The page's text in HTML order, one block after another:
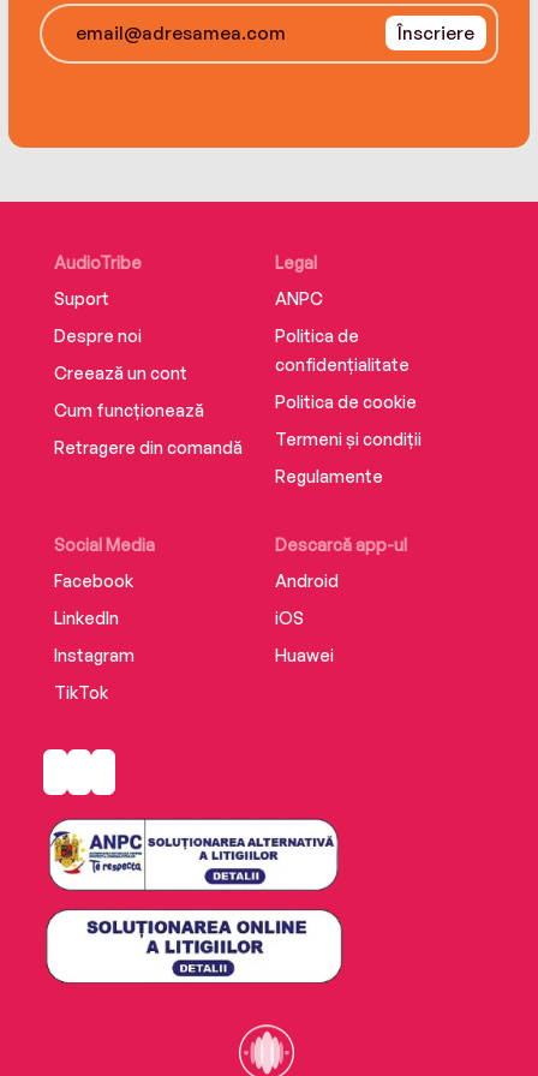
Înscriere
AudioTribe
Suport
Despre noi
Creează un cont
Cum funcționează
Retragere din comandă
Social Media
Facebook
LinkedIn
Instagram
TikTok
Descarcă app-ul
Android
iOS
Huawei
Legal
ANPC
Politica de
confidențialitate
Politica de cookie
Termeni și condiții
Regulamente